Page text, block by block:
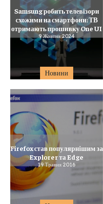
Новини
Samsung робить телевізори
схожими на смартфони: ТВ
отримають прошивку One UI
9 Жовтня 2024
Firefox став популярнішим за
Explorer та Edge
19 Травня 2016